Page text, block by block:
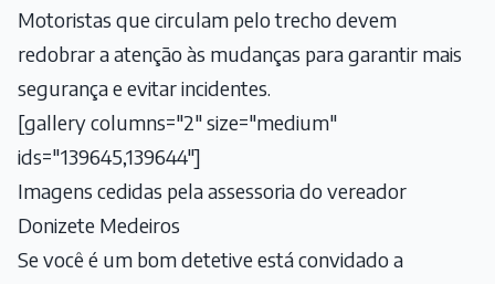
Motoristas que circulam pelo trecho devem
redobrar a atenção às mudanças para garantir mais
segurança e evitar incidentes.
[gallery columns="2" size="medium"
ids="139645,139644"]
Imagens cedidas pela assessoria do vereador
Donizete Medeiros
Se você é um bom detetive está convidado a